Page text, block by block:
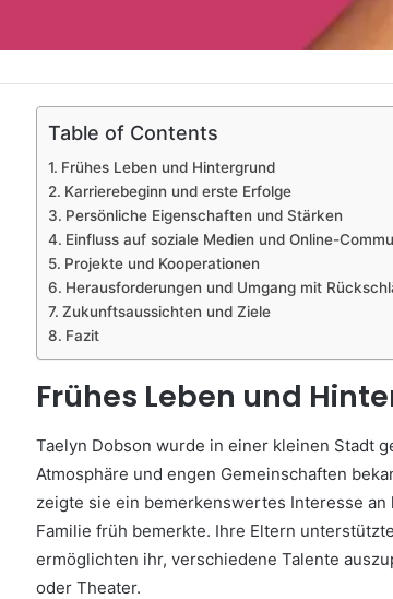
Table of Contents
Frühes Leben und Hintergrund
Karrierebeginn und erste Erfolge
Persönliche Eigenschaften und Stärken
Einfluss auf soziale Medien und Online-
Projekte und Kooperationen
Herausforderungen und Umgang mit
Zukunftsaussichten und Ziele
Fazit
Frühes Leben und
Taelyn Dobson wurde in einer kleinen Stadt
Atmosphäre und engen Gemeinschaften
zeigte sie ein bemerkenswertes Interesse
Familie früh bemerkte. Ihre Eltern
ermöglichten ihr, verschiedene Talente
oder Theater.
LinkedIn